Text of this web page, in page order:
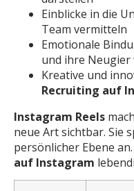
Einblicke in die
Team vermitteln
Emotionale
und ihre Neugier
Kreative und
Recruiting auf
Instagram Reels
neue Art sichtbar. Sie
persönlicher Ebene
auf Instagram